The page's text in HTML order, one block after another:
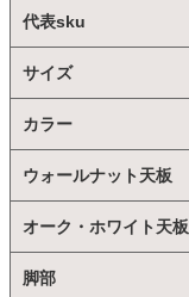
代表sku
サイズ
カラー
ウォールナット天板
オーク・ホワイト天板
脚部